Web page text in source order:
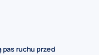
pas ruchu przed